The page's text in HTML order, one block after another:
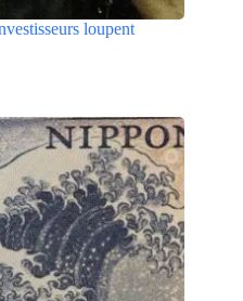
loupent